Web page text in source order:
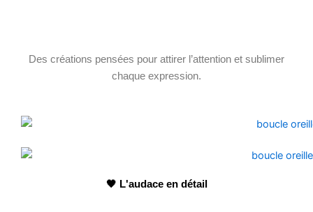
Des créations pensées pour attirer l’attention et sublimer
chaque expression.
🖤 L'audace en détail